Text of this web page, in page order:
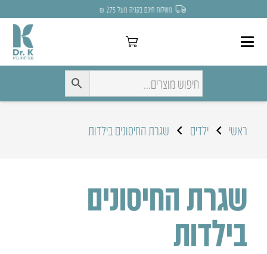
משלוח חינם בקניה מעל 275 ₪
ראשי ילדים שגרת החיסונים בילדות
שגרת החיסונים
בילדות